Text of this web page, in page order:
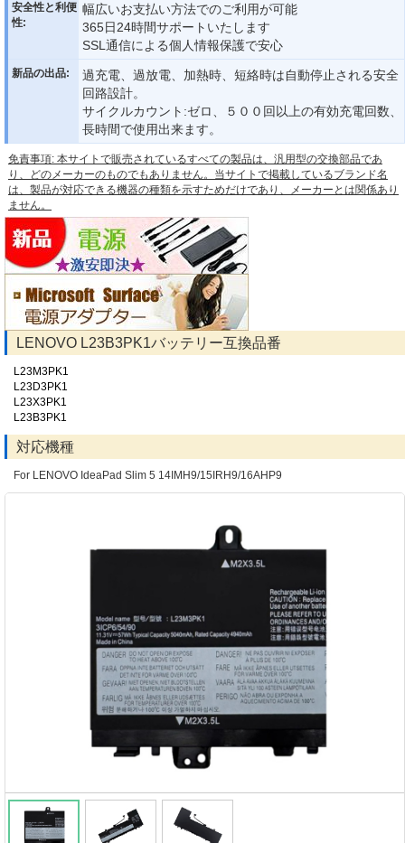
安全性と利便
性:
幅広いお支払い方法でのご利用が可能
365日24時間サポートいたします
SSL通信による個人情報保護で安心
新品の出品:
過充電、過放電、加熱時、短絡時は自動停止される安全
回路設計。
サイクルカウント:ゼロ、５００回以上の有効充電回数、
長時間で使用出来ます。
免責事項: 本サイトで販売されているすべての製品は、汎用型の交換部品であ
り、どのメーカーのものでもありません。当サイトで掲載しているブランド名
は、製品が対応できる機器の種類を示すためだけであり、メーカーとは関係あり
ません。
LENOVO L23B3PK1バッテリー互換品番
L23M3PK1
L23D3PK1
L23X3PK1
L23B3PK1
対応機種
For LENOVO IdeaPad Slim 5 14IMH9/15IRH9/16AHP9